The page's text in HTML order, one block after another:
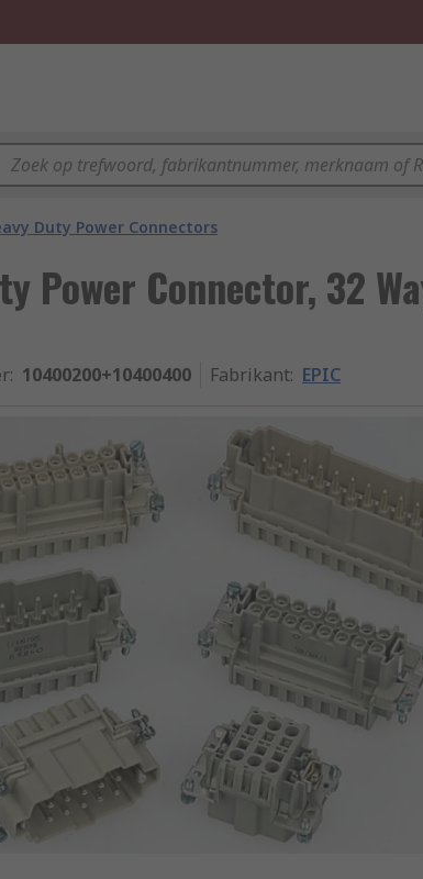
Duty Power Connectors
Power Connector, 32
: 10400200+10400400 Fabrikant: EPIC